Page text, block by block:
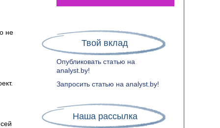
не
Твой вклад
Опубликовать статью на
analyst.by!
Запросить статью на analyst.by!
Наша рассылка